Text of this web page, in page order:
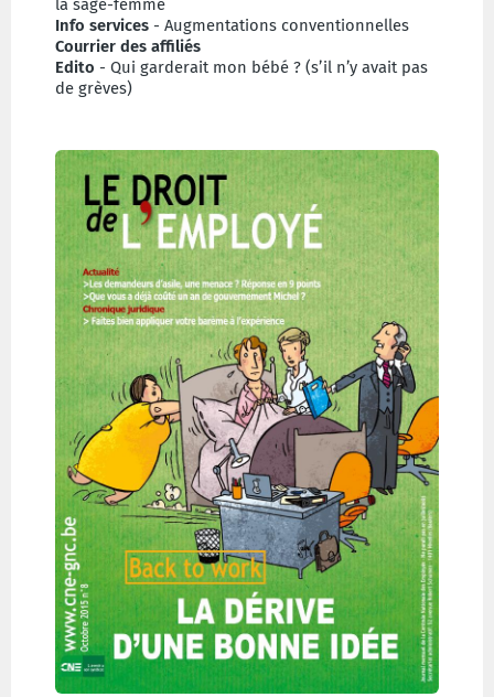
la sage-femme
Info services - Augmentations conventionnelles
Courrier des affiliés
Edito - Qui garderait mon bébé ? (s’il n’y avait pas
de grèves)